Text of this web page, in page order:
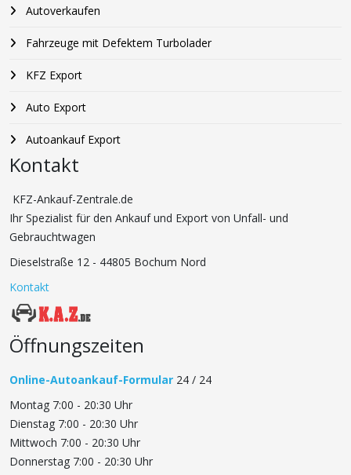
Autoverkaufen
Fahrzeuge mit Defektem Turbolader
KFZ Export
Auto Export
Autoankauf Export
Kontakt
KFZ-Ankauf-Zentrale.de
Ihr Spezialist für den Ankauf und Export von Unfall- und
Gebrauchtwagen
Dieselstraße 12 - 44805 Bochum Nord
Kontakt
Öffnungszeiten
Online-Autoankauf-Formular 24 / 24
Montag 7:00 - 20:30 Uhr
Dienstag 7:00 - 20:30 Uhr
Mittwoch 7:00 - 20:30 Uhr
Donnerstag 7:00 - 20:30 Uhr